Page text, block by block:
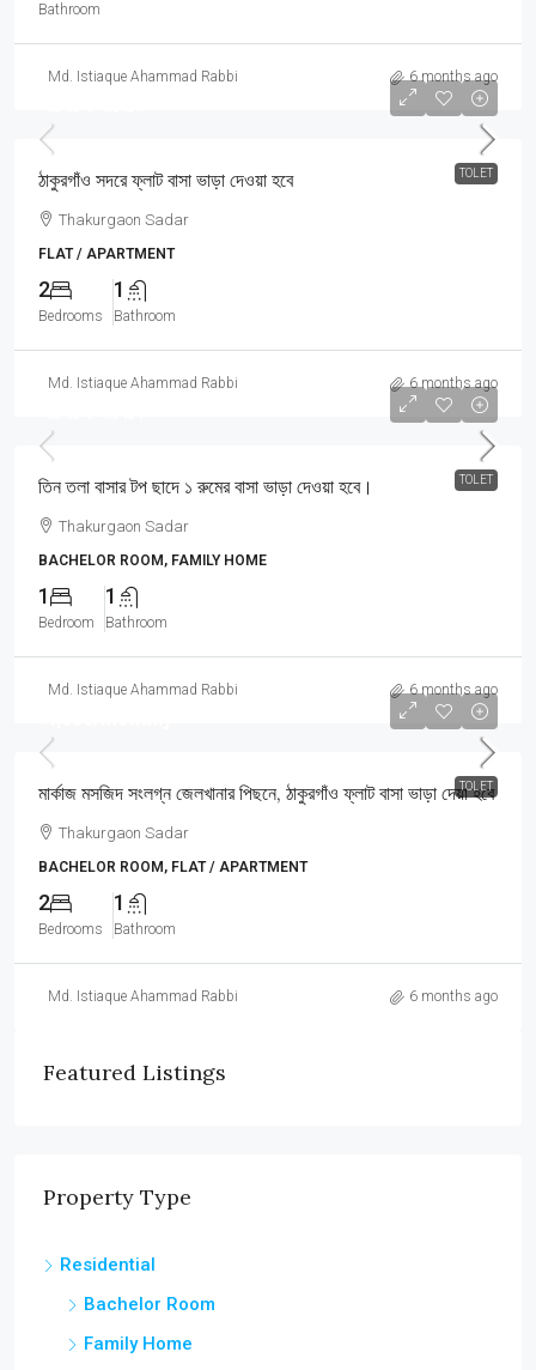
Bathroom
Md. Istiaque Ahammad Rabbi 6 months ago
TOLET
ঠাকুরগাঁও সদরে ফ্লাট বাসা ভাড়া দেওয়া হবে
Thakurgaon Sadar
FLAT / APARTMENT
2
Bedrooms
1
Bathroom
Md. Istiaque Ahammad Rabbi 6 months ago
TOLET
তিন তলা বাসার টপ ছাদে ১ রুমের বাসা ভাড়া দেওয়া হবে।
Thakurgaon Sadar
BACHELOR ROOM, FAMILY HOME
1
Bedroom
1
Bathroom
Md. Istiaque Ahammad Rabbi 6 months ago
TOLET
মার্কাজ মসজিদ সংলগ্ন জেলখানার পিছনে, ঠাকুরগাঁও ফ্লাট বাসা ভাড়া দেয়া হবে
Thakurgaon Sadar
BACHELOR ROOM, FLAT / APARTMENT
2
Bedrooms
1
Bathroom
Md. Istiaque Ahammad Rabbi 6 months ago
Featured Listings
Property Type
Residential
Bachelor Room
Family Home